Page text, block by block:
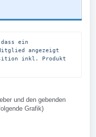
ein
angezeigt
inkl. Produkt
und den gebenden
Grafik)